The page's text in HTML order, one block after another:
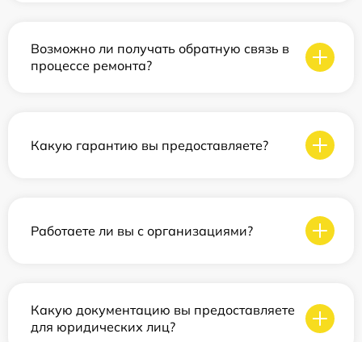
Возможно ли получать обратную связь в
процессе ремонта?
Какую гарантию вы предоставляете?
Работаете ли вы с организациями?
Какую документацию вы предоставляете
для юридических лиц?